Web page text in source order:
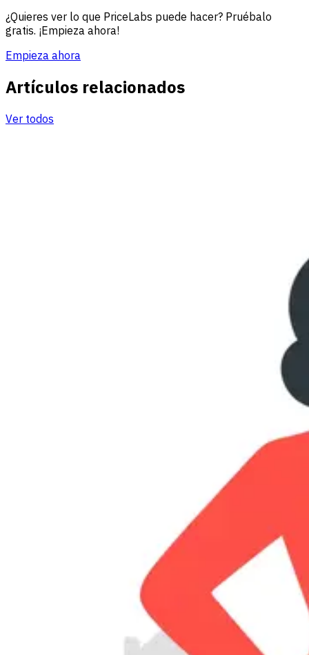
¿Quieres ver lo que PriceLabs puede hacer? Pruébalo
gratis. ¡Empieza ahora!
Empieza ahora
Artículos relacionados
Ver todos